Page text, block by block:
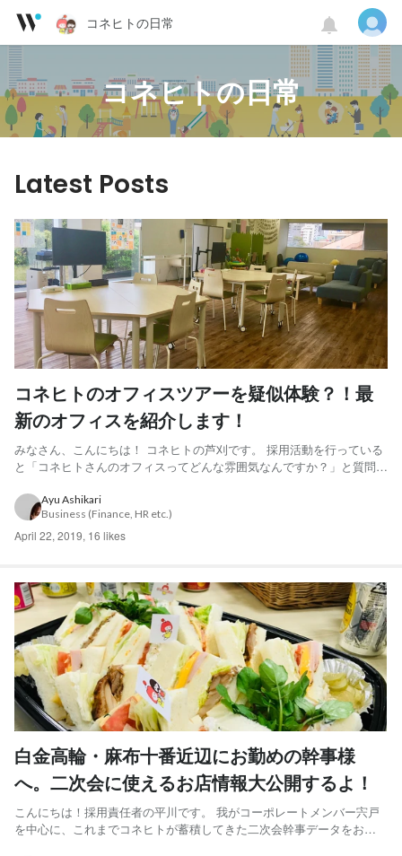
コネヒトの日常
コネヒトの日常
Latest Posts
コネヒトのオフィスツアーを疑似体験？！最
新のオフィスを紹介します！
みなさん、こんにちは！ コネヒトの芦刈です。 採用活動を行っている
と「コネヒトさんのオフィスってどんな雰囲気なんですか？」と質問い
ちらのブログを書くことにしました！ コネヒトメンバーが活発にコミ
ュニケーションを取れるような空間になっていますので、ぜ...
Ayu Ashikari
Business (Finance, HR etc.)
April 22, 2019, 16 likes
白金高輪・麻布十番近辺にお勤めの幹事様
へ。二次会に使えるお店情報大公開するよ！
こんにちは！採用責任者の平川です。 我がコーポレートメンバー宍戸
を中心に、これまでコネヒトが蓄積してきた二次会幹事データをお送